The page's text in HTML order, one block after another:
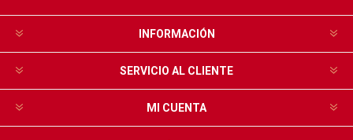
INFORMACIÓN
SERVICIO AL CLIENTE
MI CUENTA